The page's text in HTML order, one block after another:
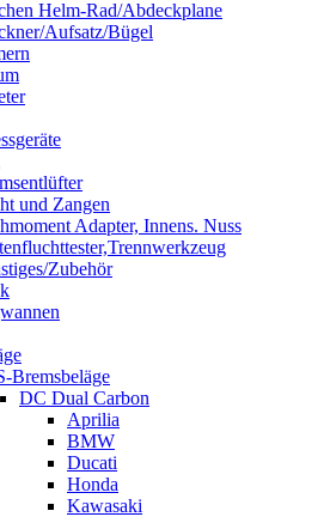
Helm-Rad/Abdeckplane
Aufsatz/Bügel
und Zangen
Adapter, Innens. Nuss
Zubehör
Bremsbeläge
DC Dual Carbon
Aprilia
BMW
Ducati
Honda
Kawasaki